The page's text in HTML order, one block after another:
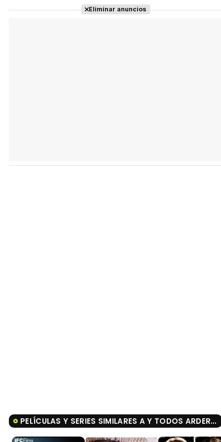
Eliminar anuncios
PELÍCULAS Y SERIES SIMILARES A Y TODOS ARDERÁN